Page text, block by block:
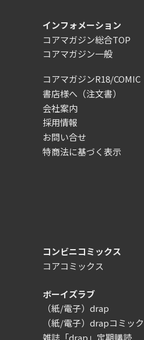
インフォメーション
コアマガジン総合TOP
コアマガジン一般
コアマガジンR18/COMIC
書店様へ（注文書）
会社案内
採用情報
お問い合せ
特商法に基づく表示
コンビニコミックス
コアコミックス
ボーイズラブ
（紙/電子）drap
（紙/電子）drapコミッ
雑誌「drap」定期購読